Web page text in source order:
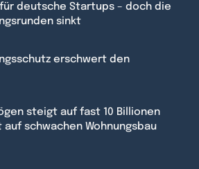
deutsche Startups – doch die
sinkt
erschwert den
steigt auf fast 10 Billionen
auf schwachen Wohnungsbau